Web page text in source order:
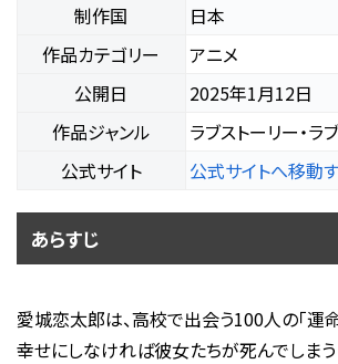
制作国
日本
作品カテゴリー
アニメ
公開日
2025年1月12日
作品ジャンル
ラブストーリー・ラ
公式サイト
公式サイトへ移動
あらすじ
愛城恋太郎は、高校で出会う100人の「運
幸せにしなければ彼女たちが死んでしま